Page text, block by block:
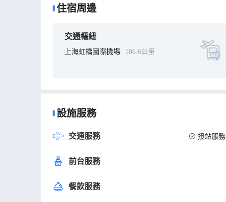
住宿周邊
交通樞紐
上海虹橋國際機場 106.6公里
設施服務
交通服務 接站服務
前台服務
餐飲服務